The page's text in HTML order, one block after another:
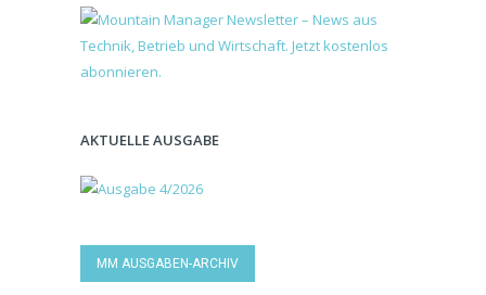
AKTUELLE AUSGABE
MM AUSGABEN-ARCHIV